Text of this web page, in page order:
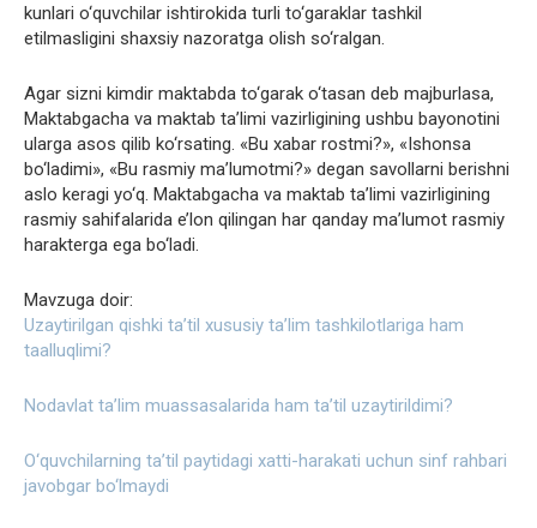
kunlari o‘quvchilar ishtirokida turli to‘garaklar tashkil
etilmasligini shaxsiy nazoratga olish so‘ralgan.
Agar sizni kimdir maktabda to‘garak o‘tasan deb majburlasa,
Maktabgacha va maktab ta’limi vazirligining ushbu bayonotini
ularga asos qilib ko‘rsating. «Bu xabar rostmi?», «Ishonsa
bo‘ladimi», «Bu rasmiy ma’lumotmi?» degan savollarni berishni
aslo keragi yo‘q. Maktabgacha va maktab ta’limi vazirligining
rasmiy sahifalarida e’lon qilingan har qanday ma’lumot rasmiy
harakterga ega bo‘ladi.
Mavzuga doir:
Uzaytirilgan qishki ta’til xususiy ta’lim tashkilotlariga ham
taalluqlimi?
Nodavlat ta’lim muassasalarida ham ta’til uzaytirildimi?
O‘quvchilarning ta’til paytidagi xatti-harakati uchun sinf rahbari
javobgar bo‘lmaydi